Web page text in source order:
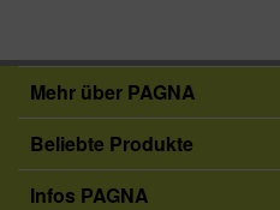
Mehr über PAGNA
Beliebte Produkte
Infos PAGNA